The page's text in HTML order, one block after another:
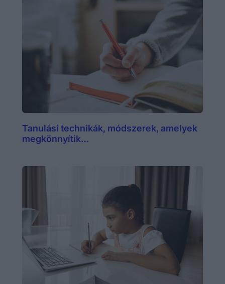
Tanulási technikák, módszerek, amelyek
megkönnyítik…